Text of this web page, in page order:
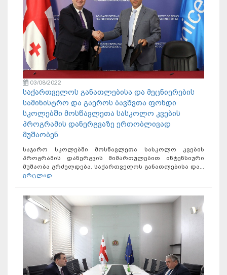
03/08/2022
საქართველოს განათლებისა და მეცნიერების
სამინისტრო და გაეროს ბავშვთა ფონდი
სკოლებში მოსწავლეთა სასკოლო კვების
პროგრამის დანერგვაზე ერთობლივად
მუშაობენ
საჯარო სკოლებში მოსწავლეთა სასკოლო კვების
პროგრამის დანერგვის მიმართულებით ინტენსიური
მუშაობა გრძელდება. საქართველოს განათლებისა და...
ვრცლად